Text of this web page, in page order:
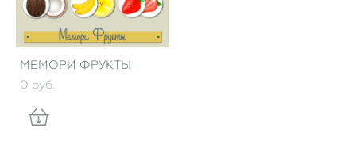
МЕМОРИ ФРУКТЫ
0 pуб.